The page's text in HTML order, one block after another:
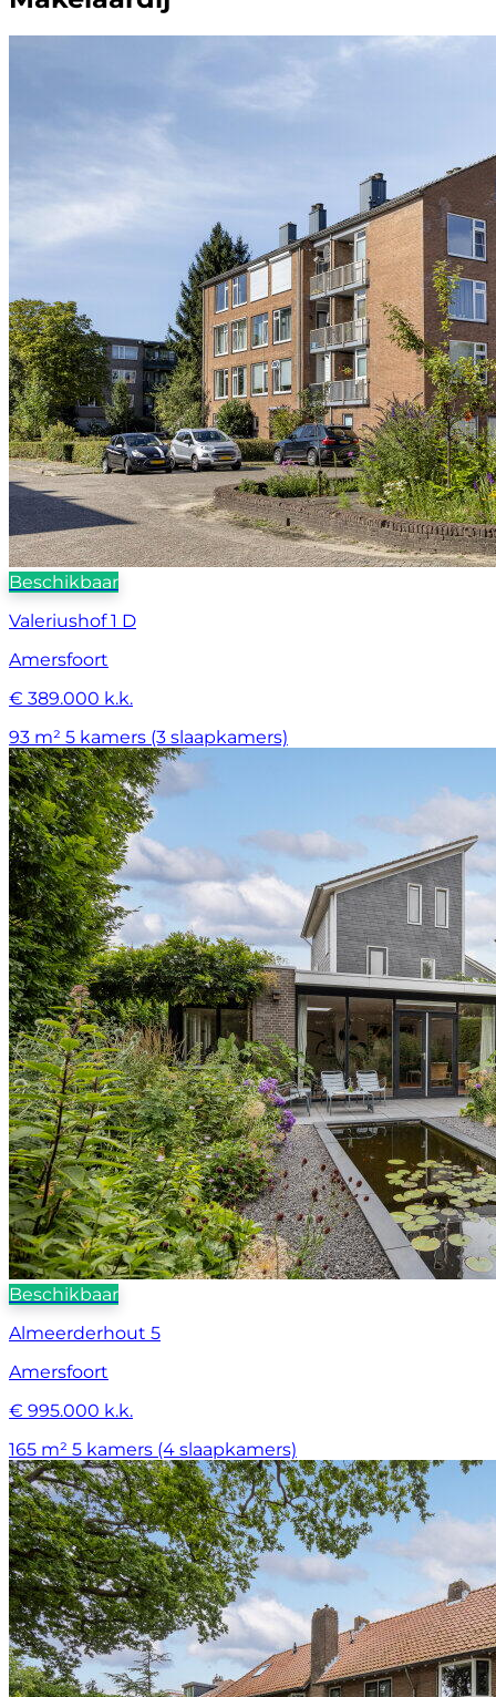
Beschikbaar
Valeriushof 1 D
Amersfoort
€ 389.000 k.k.
93 m² 5 kamers (3 slaapkamers)
Beschikbaar
Almeerderhout 5
Amersfoort
€ 995.000 k.k.
165 m² 5 kamers (4 slaapkamers)